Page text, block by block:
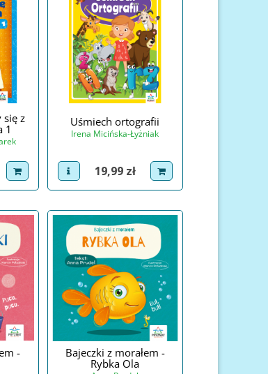
się z
1
dodaj do koszyka
Uśmiech ortografii
Irena Micińska-Łyżniak
view product
Cena
19,99 zł dodaj do koszyka
-
Bajeczki z morałem -
Rybka Ola